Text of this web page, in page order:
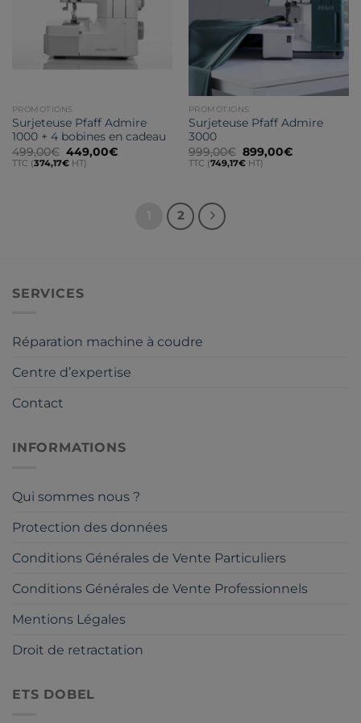
PROMOTIONS
Surjeteuse Pfaff Admire
1000 + 4 bobines en cadeau
499,00€ Le
prix
initial
449,00€Le
TTC (374,17€HT)
PROMOTIONS
Surjeteuse Pfaff Admire
3000
999,00€ Le
prix
initial
899,00€Le
TTC (749,17€HT)
2
SERVICES
Réparation machine à coudre
Centre d’expertise
Contact
INFORMATIONS
Qui sommes nous ?
Protection des données
Conditions Générales de Vente Particuliers
Conditions Générales de Vente Professionnels
Mentions Légales
Droit de retractation
ETS DOBEL